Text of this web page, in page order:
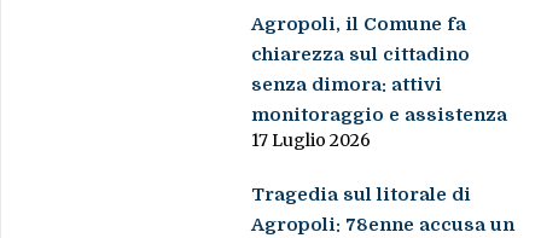
Agropoli, il Comune fa
chiarezza sul cittadino
senza dimora: attivi
monitoraggio e assistenza
17 Luglio 2026
Tragedia sul litorale di
Agropoli: 78enne accusa un